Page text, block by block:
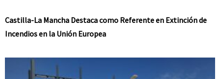
Castilla-La Mancha Destaca como Referente en Extinción de
Incendios en la Unión Europea